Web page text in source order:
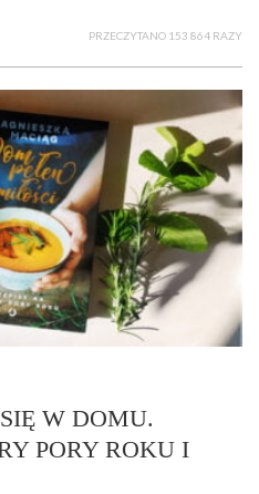
PRZECZYTANO 153 864 RAZY
W DOMU.
PORY ROKU I